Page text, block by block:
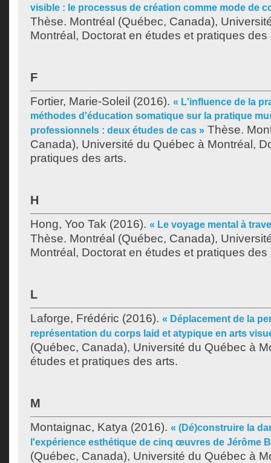
visible : le processus de création comme mode de
Thèse. Montréal (Québec, Canada),
Montréal, Doctorat en études et pratiques des
F
Fortier, Marie-Soleil (2016). « L'influence de la
méthodes d'éducation somatique sur la pratique
professionnels : deux études de cas » Thèse.
Canada), Université du Québec à Montréal,
pratiques des arts.
H
Hong, Yoo Tak (2016). « Le voyage mental à
Thèse. Montréal (Québec, Canada),
Montréal, Doctorat en études et pratiques des
L
Laforge, Frédéric (2016). « Déplacement de la
représentation du corps laid et atypique en arts
(Québec, Canada), Université du Québec à
études et pratiques des arts.
M
Montaignac, Katya (2016). « (Dé)construire la
l'expérience esthétique de cinq œuvres de Jérôme
(Québec, Canada), Université du Québec à